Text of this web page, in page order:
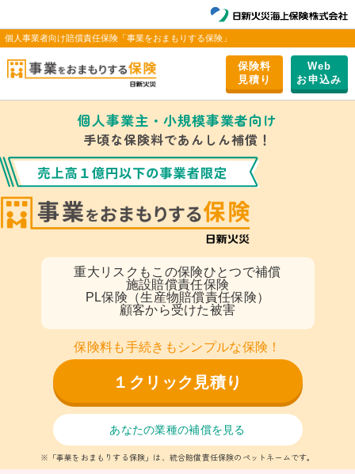
個人事業者向け賠償責任保険「事業をおまもりする保険」
保険料
⾒積り
Web
お申込み
個人事業主・小規模事業者向け
手頃な保険料であんしん補償！
重大リスク もこの保険ひとつで補償
施設賠償責任保険
PL保険（生産物賠償責任保険）
顧客から受けた被害
保険料も手続きもシンプルな保険！
１クリック見積り
あなたの業種の補償を見る
※「事業をおまもりする保険」は、統合賠償責任保険のペットネームです。